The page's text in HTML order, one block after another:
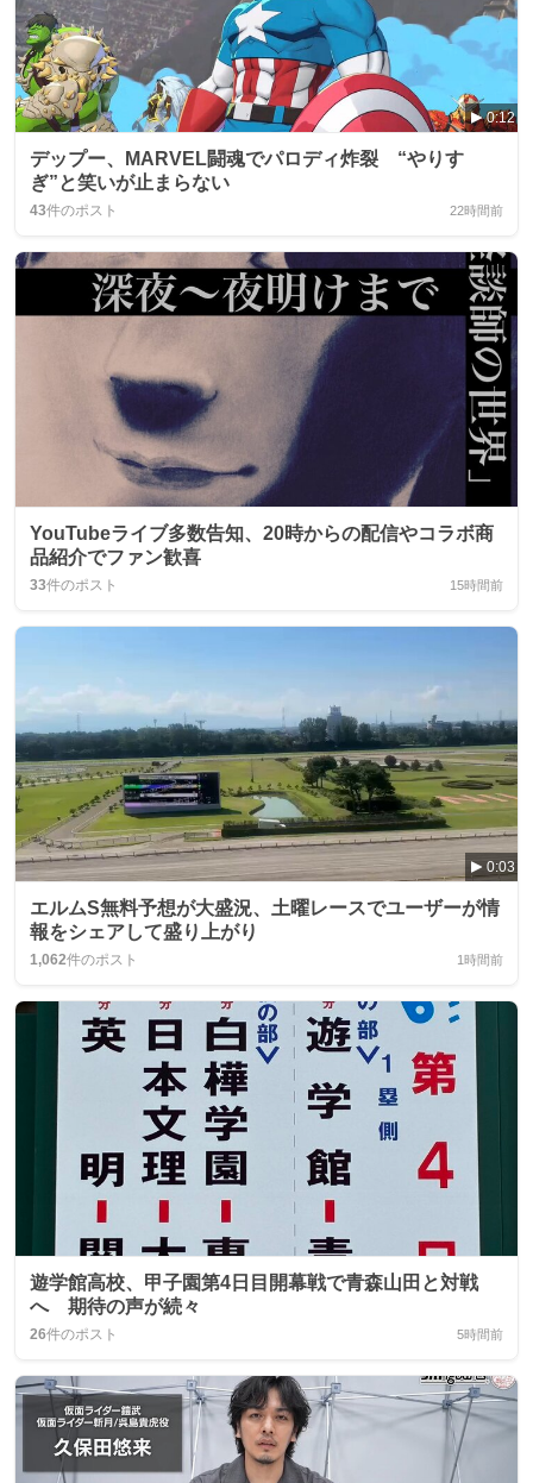
0:12
デップー、MARVEL闘魂でパロディ炸裂 “やりす
ぎ”と笑いが止まらない
43件のポスト 22時間前
YouTubeライブ多数告知、20時からの配信やコラボ商
品紹介でファン歓喜
33件のポスト 15時間前
0:03
エルムS無料予想が大盛況、土曜レースでユーザーが情
報をシェアして盛り上がり
1,062件のポスト 1時間前
遊学館高校、甲子園第4日目開幕戦で青森山田と対戦
へ 期待の声が続々
26件のポスト 5時間前